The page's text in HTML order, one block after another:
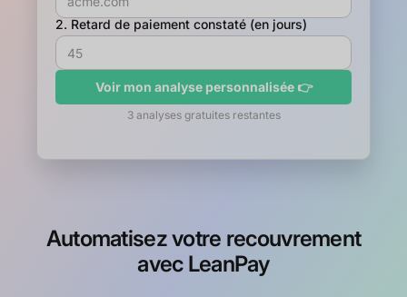
2. Retard de paiement constaté (en jours)
3 analyses gratuites restantes
Automatisez votre recouvrement
avec LeanPay